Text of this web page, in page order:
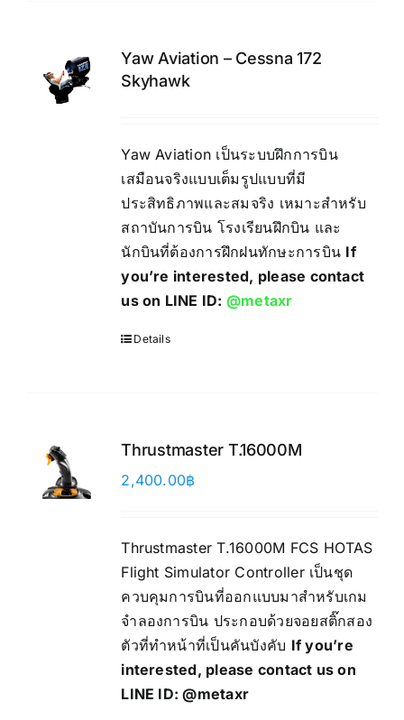
Yaw Aviation – Cessna 172
Skyhawk
Yaw Aviation เป็นระบบฝึกการบิน
เสมือนจริงแบบเต็มรูปแบบที่มี
ประสิทธิภาพและสมจริง เหมาะสำหรับ
สถาบันการบิน โรงเรียนฝึกบิน และ
นักบินที่ต้องการฝึกฝนทักษะการบิน If
you’re interested, please contact
us on LINE ID: @metaxr
Details
Thrustmaster T.16000M
2,400.00฿
Thrustmaster T.16000M FCS HOTAS
Flight Simulator Controller เป็นชุด
ควบคุมการบินที่ออกแบบมาสำหรับเกม
จำลองการบิน ประกอบด้วยจอยสติ๊กสอง
ตัวที่ทำหน้าที่เป็นคันบังคับ If you’re
interested, please contact us on
LINE ID:@metaxr